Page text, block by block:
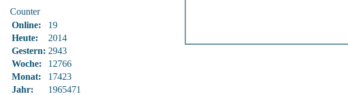
Counter
Online:
19
Heute:
2014
Gestern: 2943
Woche:
12766
Monat:
17423
Jahr:
1965471